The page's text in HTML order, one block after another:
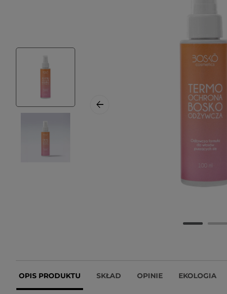
OPIS PRODUKTU SKŁAD OPINIE EKOLOGIA